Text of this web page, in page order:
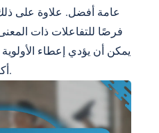
عامة أفضل. علاوة على
فرصًا للتفاعلات ذات
يمكن أن يؤدي إعطاء الأولوية
أكثر إشباعًا وصحة لكبار السن.